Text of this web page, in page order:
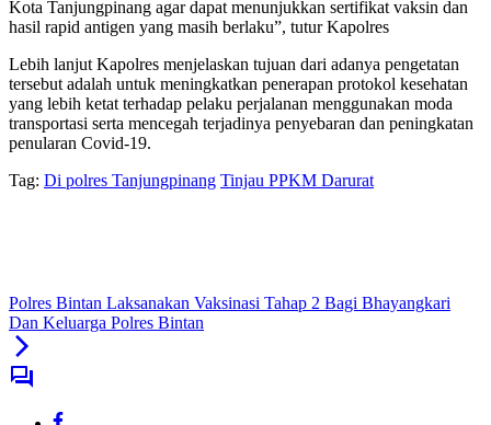
Kota Tanjungpinang agar dapat menunjukkan sertifikat vaksin dan
hasil rapid antigen yang masih berlaku”, tutur Kapolres
Lebih lanjut Kapolres menjelaskan tujuan dari adanya pengetatan
tersebut adalah untuk meningkatkan penerapan protokol kesehatan
yang lebih ketat terhadap pelaku perjalanan menggunakan moda
transportasi serta mencegah terjadinya penyebaran dan peningkatan
penularan Covid-19.
Tag: Di polres Tanjungpinang Tinjau PPKM Darurat
Polres Bintan Laksanakan Vaksinasi Tahap 2 Bagi Bhayangkari
Dan Keluarga Polres Bintan